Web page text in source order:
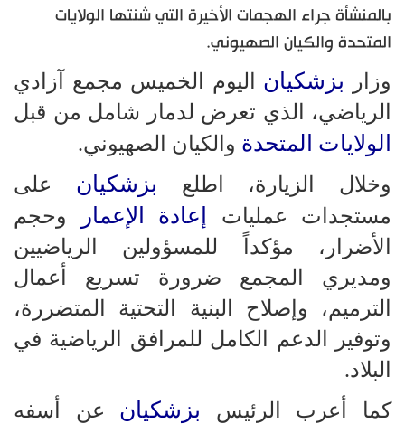
بالمنشأة جراء الهجمات الأخيرة التي شنتها الولايات
المتحدة والكيان الصهيوني.
وزار بزشكيان اليوم الخميس مجمع آزادي
الرياضي، الذي تعرض لدمار شامل من قبل
الولايات المتحدة والكيان الصهيوني.
وخلال الزيارة، اطلع بزشكيان على
مستجدات عمليات
إعادة الإعمار
وحجم
الأضرار، مؤكداً للمسؤولين الرياضيين
ومديري المجمع ضرورة تسريع أعمال
الترميم، وإصلاح البنية التحتية المتضررة،
وتوفير الدعم الكامل للمرافق الرياضية في
البلاد.
كما أعرب الرئيس بزشكيان عن أسفه